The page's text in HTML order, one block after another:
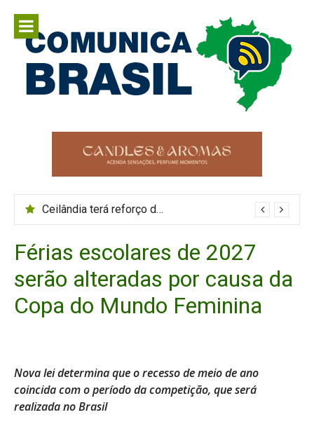
para
conteúdo
Comunica
Brasil
Comunicar é fortalecer o Brasil
Ceilândia terá reforço de ônibus durante o Maior São João do Cerrado
Férias escolares de 2027
serão alteradas por causa da
Copa do Mundo Feminina
Nova lei determina que o recesso de meio de ano
coincida com o período da competição, que será
realizada no Brasil